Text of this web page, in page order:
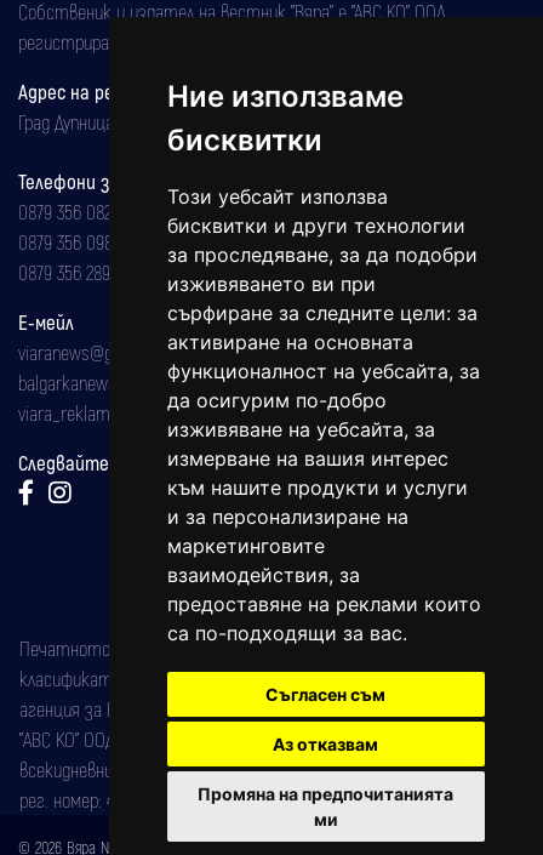
Ние използваме
бисквитки
Този уебсайт използва
бисквитки и други технологии
за проследяване, за да подобри
изживяването ви при
сърфиране за следните цели: за
активиране на основната
функционалност на уебсайта, за
да осигурим по-добро
изживяване на уебсайта, за
измерване на вашия интерес
към нашите продукти и услуги
и за персонализиране на
маркетинговите
взаимодействия, за
предоставяне на реклами които
са по-подходящи за вас.
Съгласен съм
Аз отказвам
Промяна на предпочитанията
ми
Собственик и издател на вестник "Вяра" е "АВС КО" ООД,
регистрирана на 08.05.2002 година.
Адрес на редакцията
Град Дупница, ул.''Христо Ботев" 43
Телефони за реклама и абонаменти
0879 356 082
0879 356 098
0879 356 289
Е-мейл
viaranews@gmail.com
balgarkanews@gmail.com
viara_reklama@mail.bg
Следвайте ни:
Печатното издание на вестника е регистрирано в националния
класификатор на печатните издания (Българска национална
агенция за ISSN) под номер: ISSN 1312-4722.
"АВС КО" ООД е притежател на марката: Вяра информационен
всекидневник на югозападна България, със свидетелство за марка
рег. номер: 47857/11.05.2004 година.
© 2026 Вяра News Всички права запазени!